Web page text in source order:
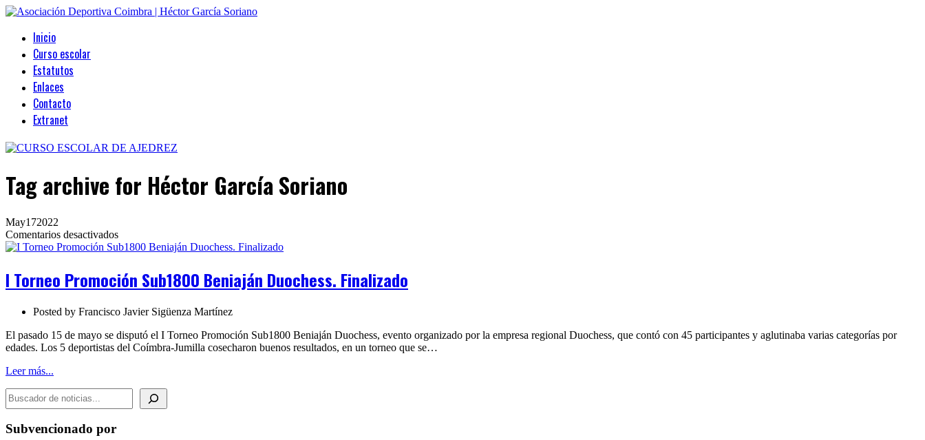
Inicio
Curso escolar
Estatutos
Enlaces
Contacto
Extranet
Tag archive for Héctor García Soriano
May172022
Comentarios desactivadosen
I
Promoción
Sub1800
Duochess.
Finalizado
I Torneo Promoción Sub1800 Beniaján Duochess. Finalizado
Posted by Francisco Javier Sigüenza Martínez
El pasado 15 de mayo se disputó el I Torneo Promoción Sub1800 Beniaján Duochess, evento organizado por la empresa regional Duochess, que contó con 45 participantes y aglutinaba varias categorías por
edades. Los 5 deportistas del Coímbra-Jumilla cosecharon buenos resultados, en un torneo que se…
Leer más...
BUSCADOR DE NOTICIAS
Subvencionado por